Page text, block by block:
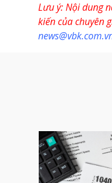
Lưu ý:Nội dung
kiến của chuyên